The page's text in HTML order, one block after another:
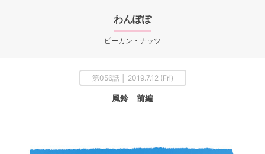
わんぽぽ
ピーカン・ナッツ
第056話 │ 2019.7.12 (Fri)
風鈴 前編